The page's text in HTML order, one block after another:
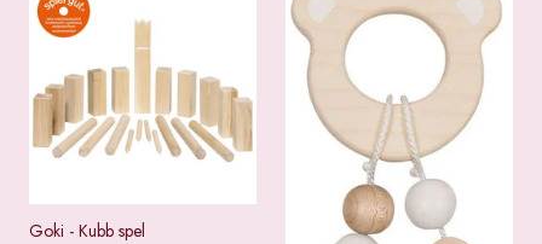
Goki - Kubb spel